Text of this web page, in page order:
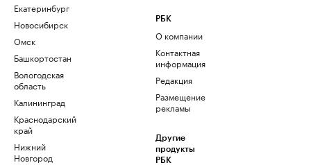
Екатеринбург
Новосибирск
Омск
Башкортостан
Вологодская
область
Калининград
Краснодарский
край
Нижний
Новгород
РБК
О компании
Контактная
информация
Редакция
Размещение
рекламы
Другие
продукты
РБК